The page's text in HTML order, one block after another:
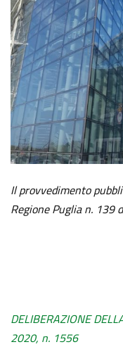
Il provvedimento
Regione Puglia n. 139
DELIBERAZIONE
2020, n. 1556